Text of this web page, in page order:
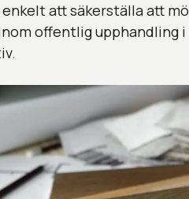
att säkerställa att
offentlig upphandling